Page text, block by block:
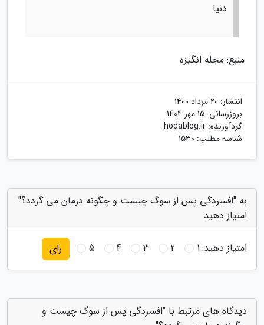
دنیا
منبع: مجله انگیزه
انتشار: 20 مرداد 1400
بروزرسانی: 15 مهر 1404
گردآورنده: hodablog.ir
شناسه مطلب: 1530
به "افسردگی پس از سوگ چیست و چگونه درمان می گردد؟"
امتیاز دهید
امتیاز دهید:1
2
3
4
5 رای
دیدگاه های مرتبط با "افسردگی پس از سوگ چیست و